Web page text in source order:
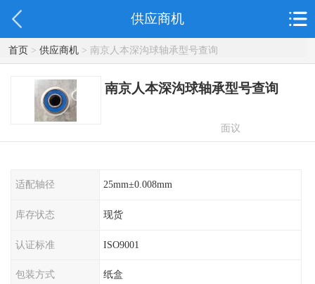
供应商机
首页> 供应商机> 南京人本深沟球轴承型号查询
南京人本深沟球轴承型号查询
面议
适配轴径 25mm±0.008mm
库存状态 现货
认证标准 ISO9001
包装方式 纸盒